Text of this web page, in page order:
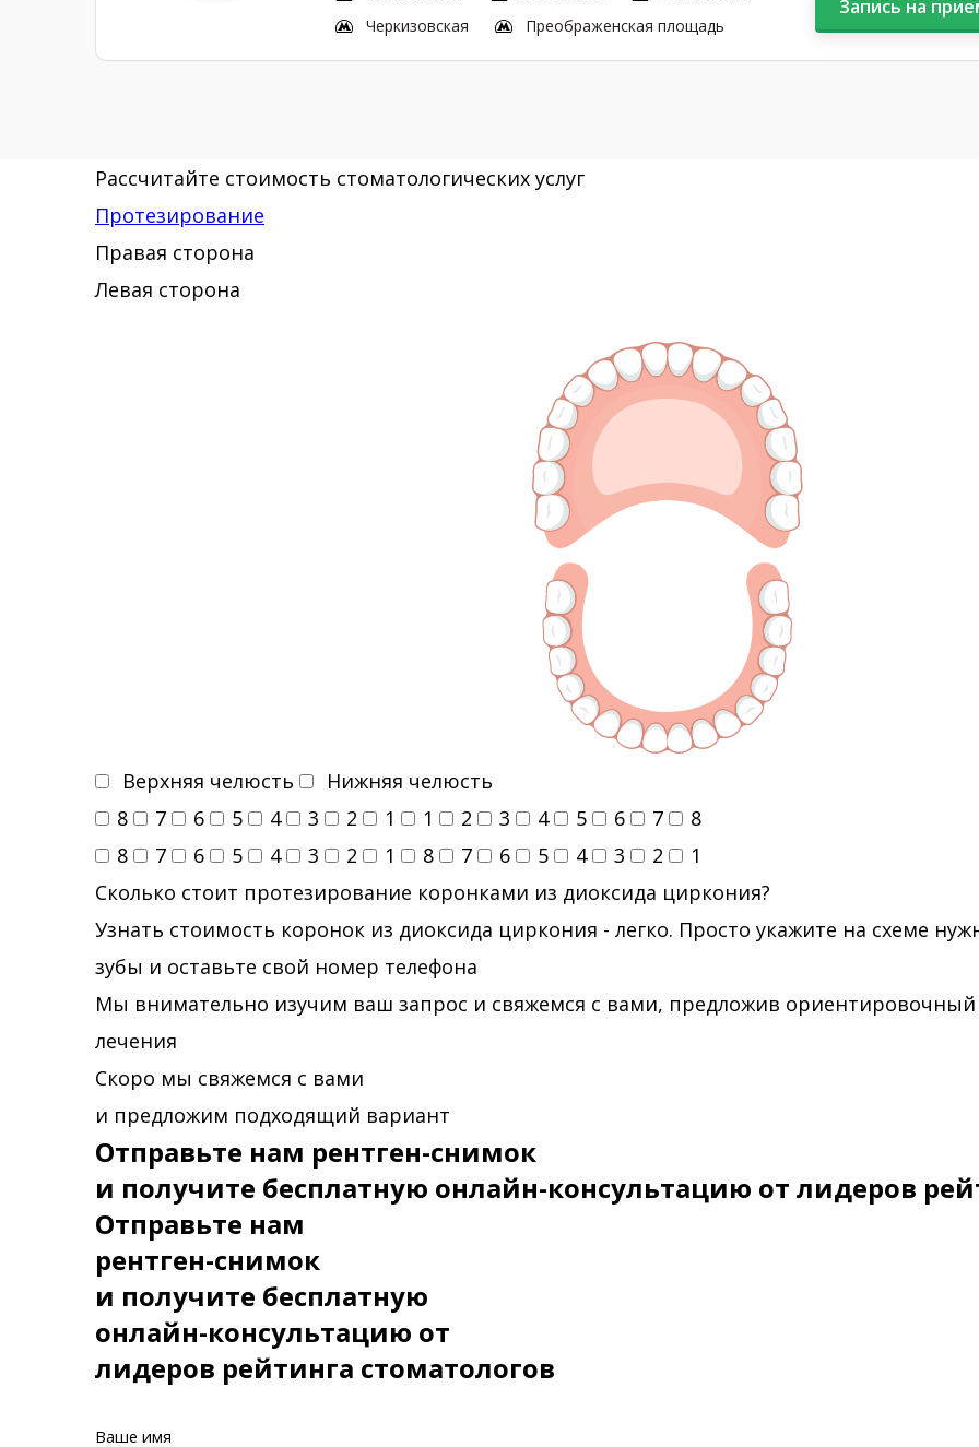
Черкизовская
Преображенская площадь
Запись на
Рассчитайте стоимость стоматологических услуг
Протезирование
Правая сторона
Левая сторона
Верхняя челюсть
Нижняя челюсть
8
7 6 5 4 3 2 1 1 2 3 4 5 6 7
8
8
7 6 5 4 3 2 1 8 7 6 5 4 3 2
1
Сколько стоит протезирование коронками из диоксида циркония?
Узнать стоимость коронок из диоксида циркония - легко. Просто укажите на схеме
зубы и оставьте свой номер телефона
Мы внимательно изучим ваш запрос и свяжемся с вами, предложив
лечения
Скоро мы свяжемся с вами
и предложим подходящий вариант
Отправьте нам рентген-снимок
и получите бесплатную онлайн-консультацию от лидеров
Отправьте нам
рентген-снимок
и получите бесплатную
онлайн-консультацию от
лидеров рейтинга стоматологов
Ваше имя